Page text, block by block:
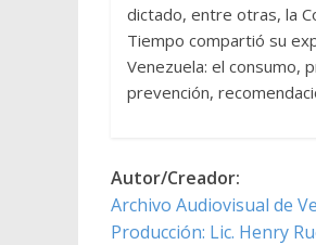
dictado, entre otras, la
Tiempo compartió su
Venezuela: el consumo,
prevención,
Autor/Creador:
Archivo Audiovisual de
Producción: Lic. Henry